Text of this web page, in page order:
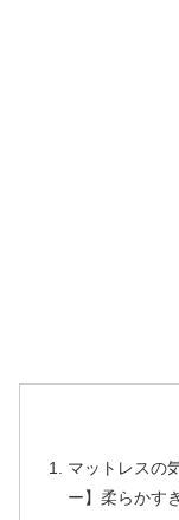
マットレスの
ー】柔らかす